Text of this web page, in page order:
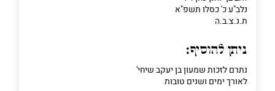
נלב"ע כ' כסלו תשפ"א
ת.נ.צ.ב.ה
ניתן להוסיף:
נתרם לזכות שמעון בן יעקב שיחי'
לאורך ימים ושנים טובות